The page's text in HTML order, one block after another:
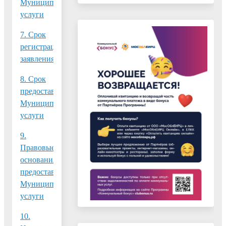
Муниципальной
услуги
7. Срок
регистрации
заявления
8. Срок
предоставления
Муниципальной
услуги
9.
Правовые
основания
предоставления
Муниципальной
услуги
10.